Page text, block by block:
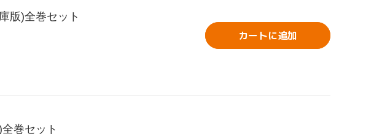
版)全巻セット
カートに追加
巻セット